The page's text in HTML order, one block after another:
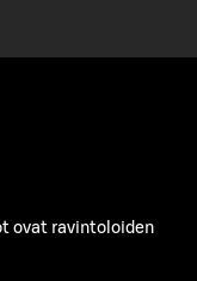
ovat ravintoloiden